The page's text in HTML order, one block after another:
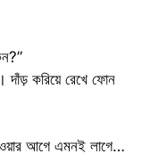
দাঁড় করিয়ে রেখে ফোন
আগে এমনই লাগে…